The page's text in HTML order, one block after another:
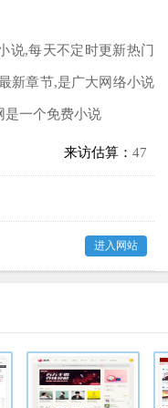
说,每天不定时更新热门
新章节,是广大网络小说
是一个免费小说
来访估算： 47
进入网站